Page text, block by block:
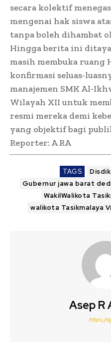
secara kolektif
mengenai hak siswa
tanpa boleh dihambat
Hingga berita ini
masih membuka ruang
konfirmasi seluas-
manajemen SMK Al-
Wilayah XII untuk
resmi mereka demi
yang objektif bagi
Reporter: A RA
TAGS
Gubernur jawa barat
WakilWalikota
walikota Tasikmalaya
Asep R
https://